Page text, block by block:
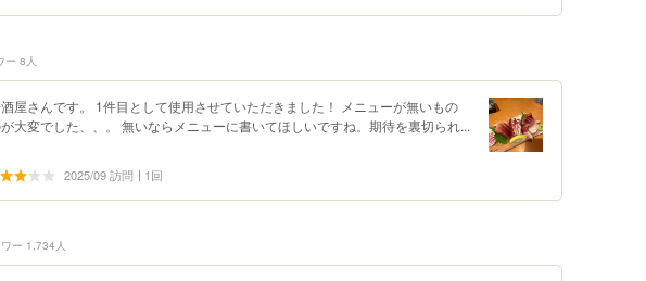
ー 8人
屋さんです。 1件目として使用させていただきました！ メニューが無いもの
大変でした、、。 無いならメニューに書いてほしいですね。期待を裏切られ...
2025/09 訪問 1回
ー 1,734人